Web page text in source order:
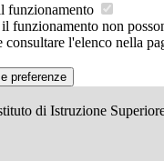
funzionamento
funzionamento non
l'elenco nella
preferenze
di Istruzione